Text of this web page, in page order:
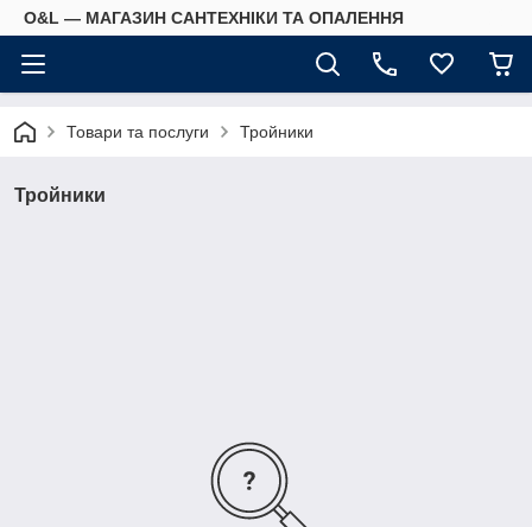
O&L — МАГАЗИН САНТЕХНІКИ ТА ОПАЛЕННЯ
Товари та послуги Тройники
Тройники